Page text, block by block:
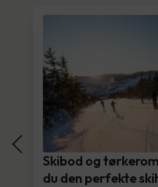
Skibod og
du den perfekte